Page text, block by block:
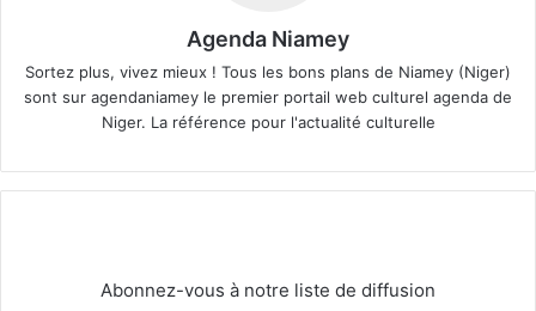
Agenda Niamey
Sortez plus, vivez mieux ! Tous les bons plans de Niamey (Niger)
sont sur agendaniamey le premier portail web culturel agenda de
Niger. La référence pour l'actualité culturelle
Abonnez-vous à notre liste de diffusion